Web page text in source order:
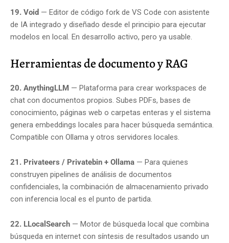
19. Void — Editor de código fork de VS Code con asistente
de IA integrado y diseñado desde el principio para ejecutar
modelos en local. En desarrollo activo, pero ya usable.
Herramientas de documento y RAG
20. AnythingLLM — Plataforma para crear workspaces de
chat con documentos propios. Subes PDFs, bases de
conocimiento, páginas web o carpetas enteras y el sistema
genera embeddings locales para hacer búsqueda semántica.
Compatible con Ollama y otros servidores locales.
21. Privateers / Privatebin + Ollama — Para quienes
construyen pipelines de análisis de documentos
confidenciales, la combinación de almacenamiento privado
con inferencia local es el punto de partida.
22. LLocalSearch — Motor de búsqueda local que combina
búsqueda en internet con síntesis de resultados usando un